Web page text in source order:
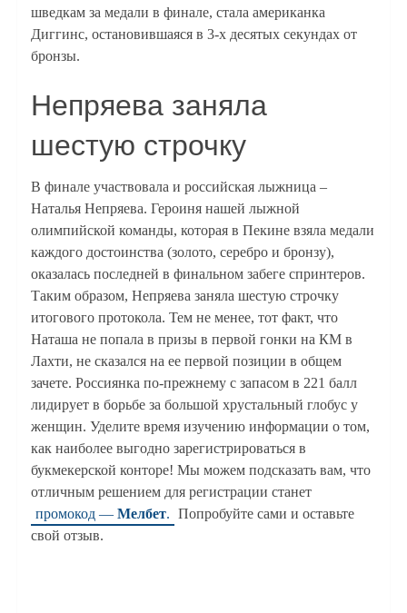
шведкам за медали в финале, стала американка
Диггинс, остановившаяся в 3-х десятых секундах от
бронзы.
Непряева заняла
шестую строчку
В финале участвовала и российская лыжница –
Наталья Непряева. Героиня нашей лыжной
олимпийской команды, которая в Пекине взяла медали
каждого достоинства (золото, серебро и бронзу),
оказалась последней в финальном забеге спринтеров.
Таким образом, Непряева заняла шестую строчку
итогового протокола. Тем не менее, тот факт, что
Наташа не попала в призы в первой гонки на КМ в
Лахти, не сказался на ее первой позиции в общем
зачете. Россиянка по-прежнему с запасом в 221 балл
лидирует в борьбе за большой хрустальный глобус у
женщин. Уделите время изучению информации о том,
как наиболее выгодно зарегистрироваться в
букмекерской конторе! Мы можем подсказать вам, что
отличным решением для регистрации станет
промокод — Мелбет. Попробуйте сами и оставьте
свой отзыв.